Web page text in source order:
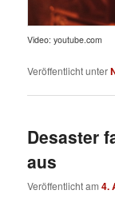
Video: youtube.com
Veröffentlicht unter
Desaster
aus
Veröffentlicht am4.